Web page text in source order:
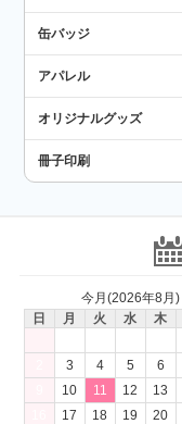
缶バッジ
アパレル
オリジナルグッズ
冊子印刷
今月(2026年8月)
日
月 火 水 木
3 4 5 6
10 11 12 13
17 18 19 20